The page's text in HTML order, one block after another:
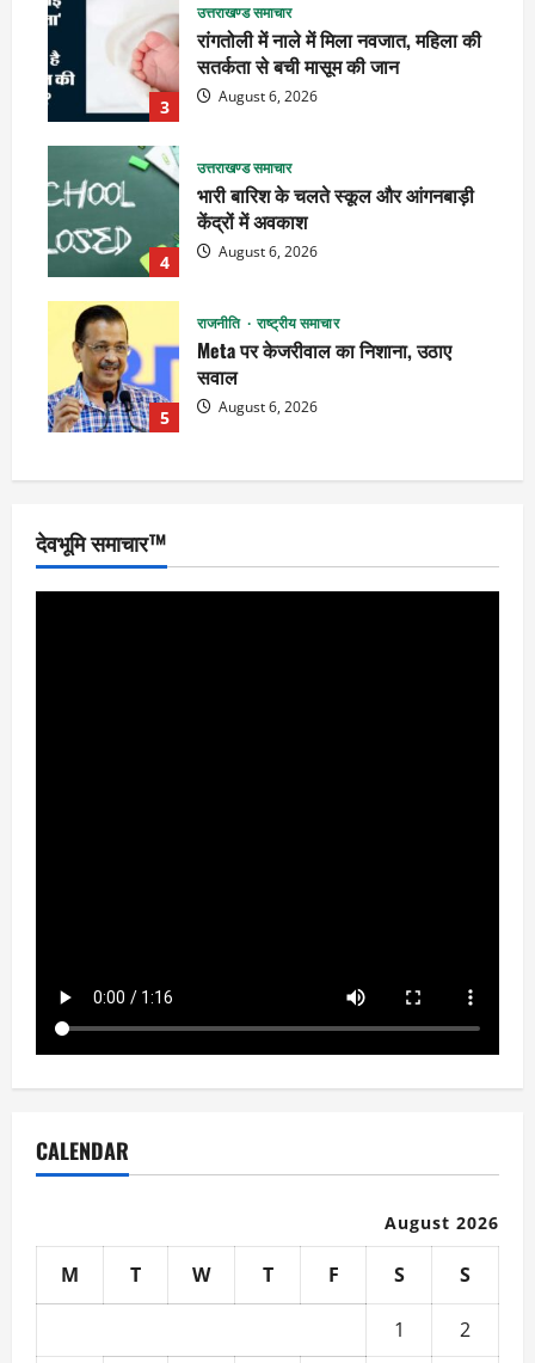
3
उत्तराखण्ड समाचार
रांगतोली में नाले में मिला नवजात, महिला की
सतर्कता से बची मासूम की जान
August 6, 2026
4
उत्तराखण्ड समाचार
भारी बारिश के चलते स्कूल और आंगनबाड़ी
केंद्रों में अवकाश
August 6, 2026
5
राजनीति राष्ट्रीय समाचार
Meta पर केजरीवाल का निशाना, उठाए
सवाल
August 6, 2026
देवभूमि समाचार™
CALENDAR
August 2026
M T W T F S S
1
2